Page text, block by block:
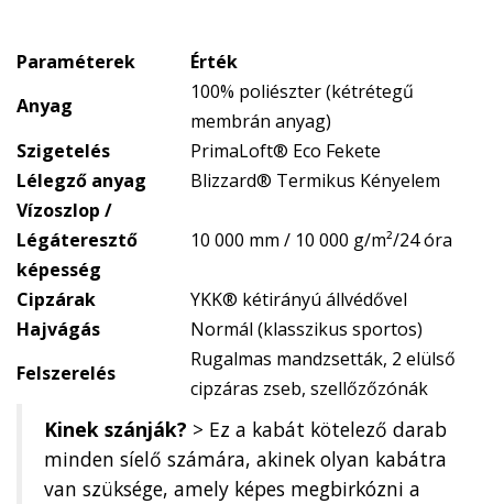
Paraméterek
Érték
Anyag
100% poliészter (kétrétegű
membrán anyag)
Szigetelés
PrimaLoft® Eco Fekete
Lélegző anyag
Blizzard® Termikus Kényelem
Vízoszlop /
Légáteresztő
képesség
10 000 mm / 10 000 g/m²/24 óra
Cipzárak
YKK® kétirányú állvédővel
Hajvágás
Normál (klasszikus sportos)
Felszerelés
Rugalmas mandzsetták, 2 elülső
cipzáras zseb, szellőzőzónák
Kinek szánják? > Ez a kabát kötelező darab
minden síelő számára, akinek olyan kabátra
van szüksége, amely képes megbirkózni a